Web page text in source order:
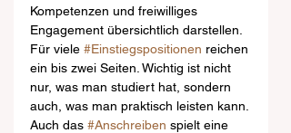
Kompetenzen und freiwilliges
Engagement übersichtlich darstellen.
Für viele #Einstiegspositionen reichen
ein bis zwei Seiten. Wichtig ist nicht
nur, was man studiert hat, sondern
auch, was man praktisch leisten kann.
Auch das #Anschreiben spielt eine